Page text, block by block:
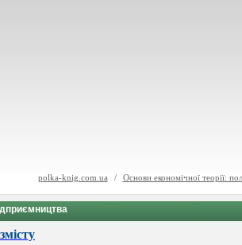
polka-knig.com.ua / Основи економічної теорії: